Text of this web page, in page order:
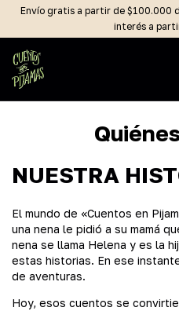
Envío gratis a partir de $100.000
interés a
NUESTRA
El mundo de «Cuentos en
una nena le pidió a su mamá
nena se llama Helena y es la
estas historias. En ese
de aventuras.
Hoy, esos cuentos se